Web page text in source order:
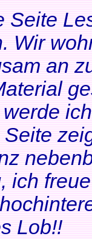
Seite
Wir
an
ich
Lob!!